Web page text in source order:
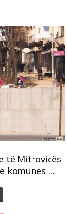
të Mitrovicës
komunës …